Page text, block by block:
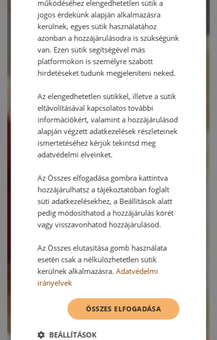
működéséhez elengedhetetlen sütik a
jogos érdekünk alapján alkalmazásra
kerülnek, egyes sütik használatához
azonban a hozzájárulásodra is szükségünk
van. Ezen sütik segítségével más
platformokon is személyre szabott
hirdetéseket tudunk megjeleníteni neked.
Az elengedhetetlen sütikkel, illetve a sütik
eltávolításával kapcsolatos további
információkért, valamint a hozzájárulásod
alapján végzett adatkezelések részleteinek
ismertetéséhez kérjük tekintsd meg
adatvédelmi elveinket.
Az Összes elfogadása gombra kattintva
hozzájárulhatsz a tájékoztatóban foglalt
süti adatkezelésekhez, a Beállítások alatt
pedig módosíthatod a hozzájárulás körét
vagy visszavonhatod hozzájárulásod.
Az Összes elutasítása gomb használata
esetén csak a nélkülözhetetlen sütik
kerülnek alkalmazásra.Adatvédelmi
irányelvek
ÖSSZES ELFOGADÁSA
BEÁLLÍTÁSOK